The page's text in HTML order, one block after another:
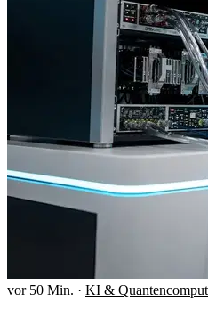
vor 50 Min. · KI &